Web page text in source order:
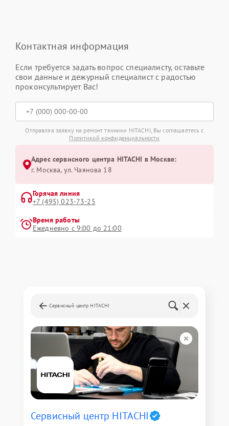
Контактная информация
Если требуется задать вопрос специалисту, оставьте
свои данные и дежурный специалист с радостью
проконсультирует Вас!
Отправляя заявку на ремонт техники HITACHI, Вы соглашаетесь с
Политикой конфиденциальности
Адрес сервисного центра HITACHI в Москве:
г. Москва, ул. Чаянова 18
Горячая линия
+7 (495) 023-73-25
Время работы
Ежедневно с 9:00 до 21:00
Сервисный центр HITACHI
Сервисный центр HITACHI